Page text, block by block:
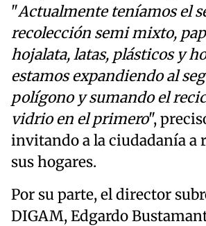
"Actualmente teníamos el
recolección semi mixto,
hojalata, latas, plásticos y
estamos expandiendo al
polígono y sumando el
vidrio en el primero",
invitando a la ciudadanía a
sus hogares.
Por su parte, el director
DIGAM, Edgardo